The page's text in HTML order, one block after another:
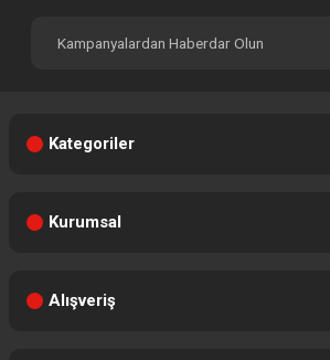
Kategoriler
Kurumsal
Alışveriş